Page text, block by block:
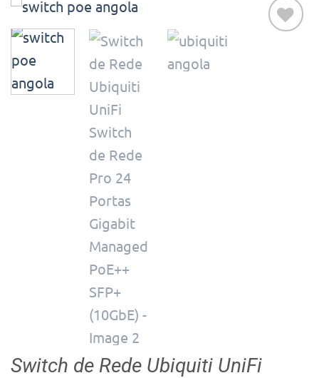
Switch de Rede Ubiquiti UniFi